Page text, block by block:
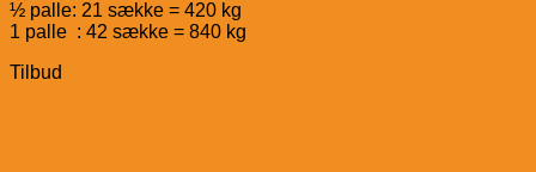
½ palle: 21 sække = 420 kg
1 palle : 42 sække = 840 kg
Tilbud